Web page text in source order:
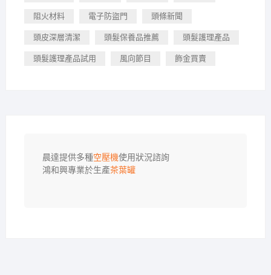
阻火材料 電子防盜門 頭條新聞
頭皮深層清潔 頭髮保養品推薦 頭髮護理產品
頭髮護理產品試用 風向節目 飾金買賣
晨達提供多種空壓機使用狀況諮詢
鴻和興專業於生產茶葉罐